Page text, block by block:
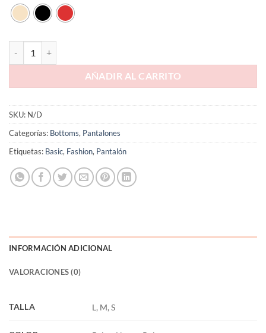
AÑADIR AL CARRITO
SKU: N/D
Categorías: Bottoms, Pantalones
Etiquetas: Basic, Fashion, Pantalón
INFORMACIÓN ADICIONAL
VALORACIONES (0)
TALLA L, M, S